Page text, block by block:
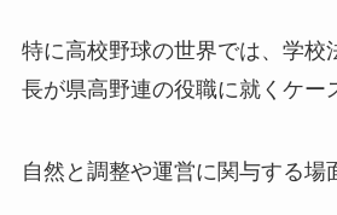
特に高校野球の世界では、学校
長が県高野連の役職に就くケー
自然と調整や運営に関与する場